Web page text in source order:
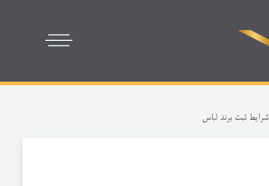
شرایط ثبت برند لباس